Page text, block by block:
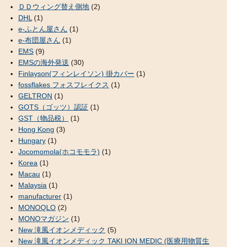
ＤＤウィング替え側地 (2)
DHL (1)
e-ふとん屋さん (1)
e-布団屋さん (1)
EMS (9)
EMSの海外発送 (30)
Finlayson(フィンレイソン) 掛カバー (1)
fossflakes フォスフレイクス (1)
GELTRON (1)
GOTS（ゴッツ）認証 (1)
GST（物品税）
(1)
Hong Kong (3)
Hungary (1)
Jocomomola(ホコモモラ) (1)
Korea (1)
Macau (1)
Malaysia (1)
manufacturer (1)
MONOQLO (2)
MONOマガジン (1)
New 滝風イオンメディック (5)
New 滝風イオンメディック TAKI ION MEDIC (医療用物質生